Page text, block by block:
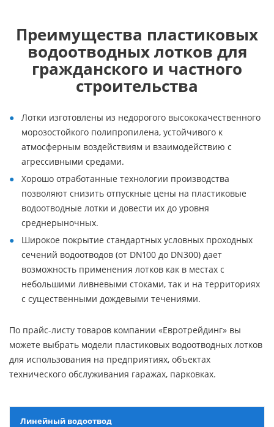
Преимущества пластиковых
водоотводных лотков для
гражданского и частного
строительства
Лотки изготовлены из недорогого высококачественного
морозостойкого полипропилена, устойчивого к
атмосферным воздействиям и взаимодействию с
агрессивными средами.
Хорошо отработанные технологии производства
позволяют снизить отпускные цены на пластиковые
водоотводные лотки и довести их до уровня
среднерыночных.
Широкое покрытие стандартных условных проходных
сечений водоотводов (от DN100 до DN300) дает
возможность применения лотков как в местах с
небольшими ливневыми стоками, так и на территориях
с существенными дождевыми течениями.
По прайс-листу товаров компании «Евротрейдинг» вы
можете выбрать модели пластиковых водоотводных лотков
для использования на предприятиях, объектах
технического обслуживания гаражах, парковках.
Линейный водоотвод